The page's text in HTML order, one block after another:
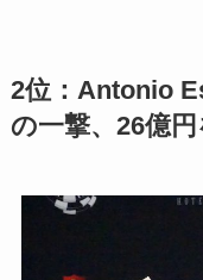
2位：Antonio
の一撃、26億